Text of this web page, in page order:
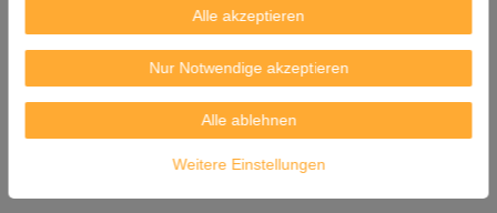
Zutaten: gerösteteErdnusskerne 91%, Sonnenblumenöl,
Palmfett ganz gehärtet, Meersalz. Kann
Schalenfrüchte
enthalten
Allergene: Erdnüsse und daraus gewonnene Erzeugnisse. Spuren
Alle akzeptieren
Nur Notwendige akzeptieren
Alle ablehnen
Weitere Einstellungen